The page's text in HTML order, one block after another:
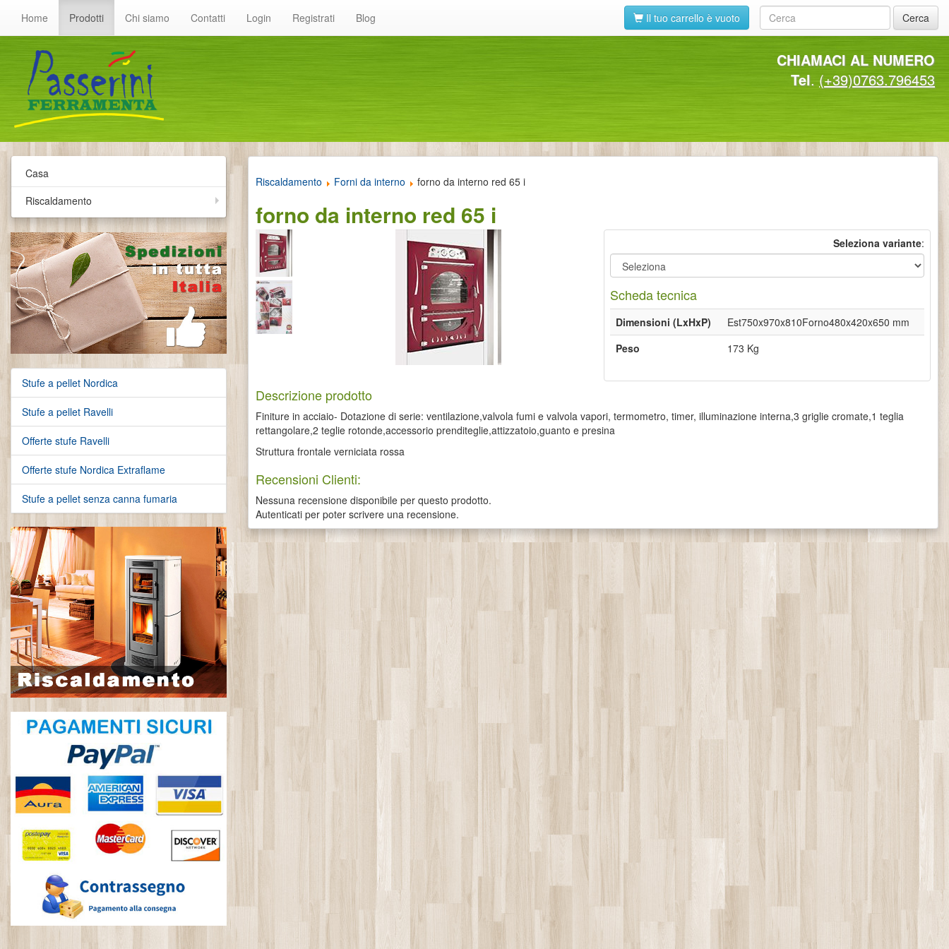
Cerca
Home Prodotti Chi siamo Contatti Login Registrati Blog Il tuo carrello è vuoto
CHIAMACI AL NUMERO
Tel. (+39)0763.796453
Casa
Riscaldamento
Stufe a pellet Nordica
Stufe a pellet Ravelli
Offerte stufe Ravelli
Offerte stufe Nordica Extraflame
Stufe a pellet senza canna fumaria
Riscaldamento Forni da interno forno da interno red 65 i
forno da interno red 65 i
Seleziona variante:
Scheda tecnica
Dimensioni (LxHxP)
Est750x970x810Forno480x420x650 mm
Peso
173 Kg
Descrizione prodotto
Finiture in acciaio- Dotazione di serie: ventilazione,valvola fumi e valvola vapori, termometro, timer, illuminazione interna,3 griglie cromate,1 teglia
rettangolare,2 teglie rotonde,accessorio prenditeglie,attizzatoio,guanto e presina
Struttura frontale verniciata rossa
Recensioni Clienti:
Nessuna recensione disponibile per questo prodotto.
Autenticati per poter scrivere una recensione.